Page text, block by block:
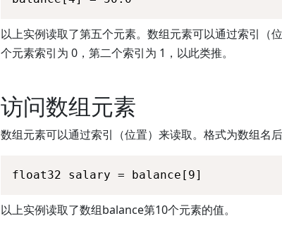
以上实例读取了第五个元素。数组元素可以通过索引（
个元素索引为 0，第二个索引为 1，以此类推。
访问数组元素
数组元素可以通过索引（位置）来读取。格式为数组名
float32 salary = balance[9]
以上实例读取了数组balance第10个元素的值。